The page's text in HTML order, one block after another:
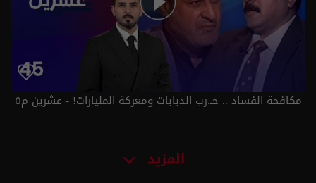
مكافحة الفساد .. حـ.رب الدبابات ومعركة المليارات! - عشرين م٥
المزيد